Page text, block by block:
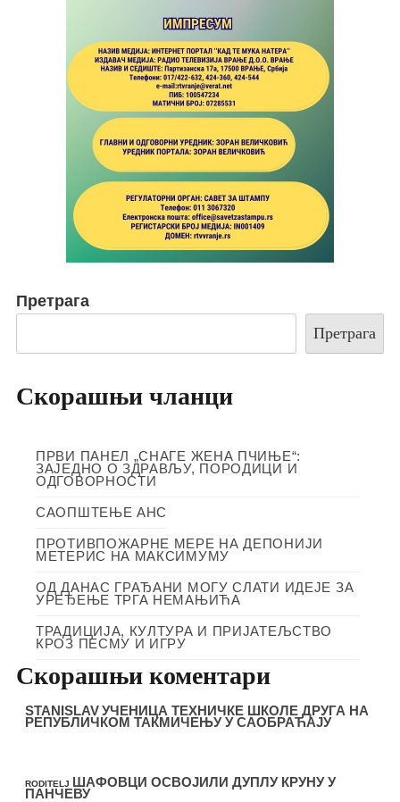
Претрага
Претрага
Скорашњи чланци
ПРВИ ПАНЕЛ „СНАГЕ ЖЕНА ПЧИЊЕ“:
ЗАЈЕДНО О ЗДРАВЉУ, ПОРОДИЦИ И
ОДГОВОРНОСТИ
САОПШТЕЊЕ АНС
ПРОТИВПОЖАРНЕ МЕРЕ НА ДЕПОНИЈИ
МЕТЕРИС НА МАКСИМУМУ
ОД ДАНАС ГРАЂАНИ МОГУ СЛАТИ ИДЕЈЕ ЗА
УРЕЂЕЊЕ ТРГА НЕМАЊИЋА
ТРАДИЦИЈА, КУЛТУРА И ПРИЈАТЕЉСТВО
КРОЗ ПЕСМУ И ИГРУ
Скорашњи коментари
STANISLAVУЧЕНИЦА ТЕХНИЧКЕ ШКОЛЕ ДРУГА НА
РЕПУБЛИЧКОМ ТАКМИЧЕЊУ У САОБРАЋАЈУ
RODITELJ ШАФОВЦИ ОСВОЈИЛИ ДУПЛУ КРУНУ У
ПАНЧЕВУ